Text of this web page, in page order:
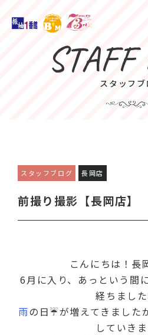
STAFF
スタッフブ
スタッフブログ 長岡店
前撮り撮影【長岡店】
こんにちは！長
6月に入り、あっという間
経ちました
雨の日☔が増えてきました
していき